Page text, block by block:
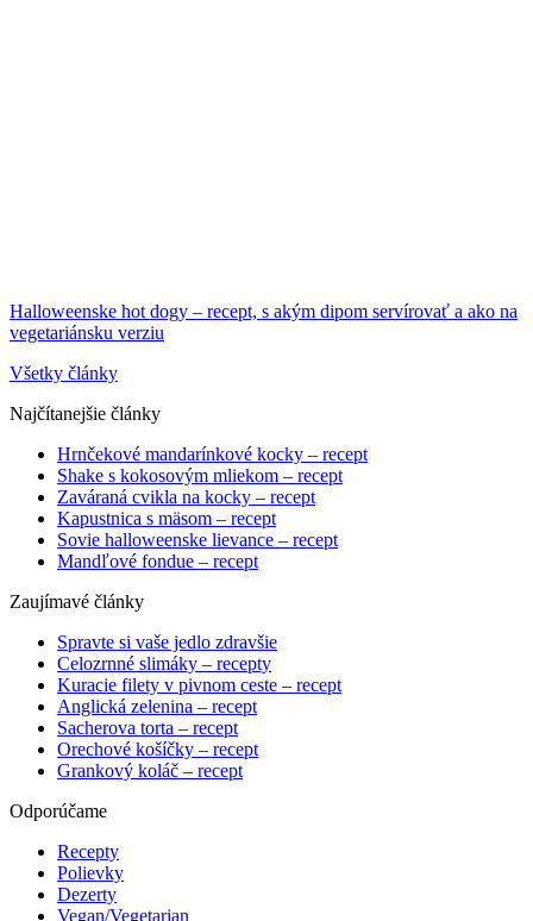
Halloweenske hot dogy – recept, s akým dipom servírovať a ako na
vegetariánsku verziu
Všetky články
Najčítanejšie články
Hrnčekové mandarínkové kocky – recept
Shake s kokosovým mliekom – recept
Zaváraná cvikla na kocky – recept
Kapustnica s mäsom – recept
Sovie halloweenske lievance – recept
Mandľové fondue – recept
Zaujímavé články
Spravte si vaše jedlo zdravšie
Celozrnné slimáky – recepty
Kuracie filety v pivnom ceste – recept
Anglická zelenina – recept
Sacherova torta – recept
Orechové košíčky – recept
Grankový koláč – recept
Odporúčame
Recepty
Polievky
Dezerty
Vegan/Vegetarian